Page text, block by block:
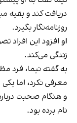
دریافت کند و
روزنامه‌نگار بگیرد.
او افزود این افراد
زندگی می‌کند.
به گفته نیما، فرد
معرفی نکرد، اما یکی
و هنگام صحبت
نام برده بود.